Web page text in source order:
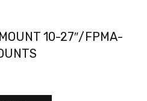
10-27″/FPMA-